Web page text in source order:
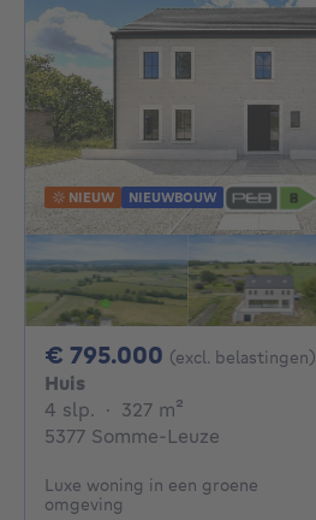
NIEUW NIEUWBOUW
€ 795.000 795000€
(excl. belastingen)
Huis
4 slp. 4 slaapkamers
· 327 m²
5377 Somme-Leuze
Luxe woning in een groene
omgeving